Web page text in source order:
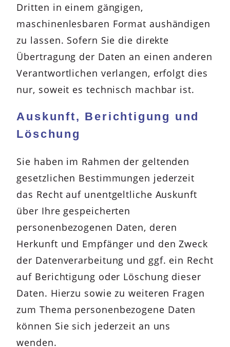
Dritten in einem gängigen,
maschinenlesbaren Format aushändigen
zu lassen. Sofern Sie die direkte
Übertragung der Daten an einen anderen
Verantwortlichen verlangen, erfolgt dies
nur, soweit es technisch machbar ist.
Auskunft, Berichtigung und
Löschung
Sie haben im Rahmen der geltenden
gesetzlichen Bestimmungen jederzeit
das Recht auf unentgeltliche Auskunft
über Ihre gespeicherten
personenbezogenen Daten, deren
Herkunft und Empfänger und den Zweck
der Datenverarbeitung und ggf. ein Recht
auf Berichtigung oder Löschung dieser
Daten. Hierzu sowie zu weiteren Fragen
zum Thema personenbezogene Daten
können Sie sich jederzeit an uns
wenden.